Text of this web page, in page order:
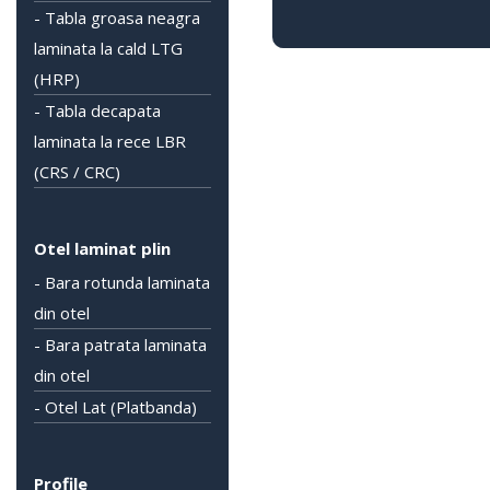
- Tabla groasa neagra
laminata la cald LTG
(HRP)
- Tabla decapata
laminata la rece LBR
(CRS / CRC)
Otel laminat plin
- Bara rotunda laminata
din otel
- Bara patrata laminata
din otel
- Otel Lat (Platbanda)
Profile